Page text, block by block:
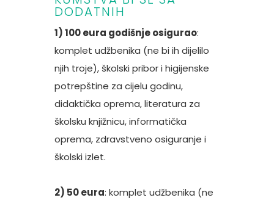
DODATNIH
1) 100 eura godišnje osigurao:
komplet udžbenika (ne bi ih dijelilo
njih troje), školski pribor i higijenske
potrepštine za cijelu godinu,
didaktička oprema, literatura za
školsku knjižnicu, informatička
oprema, zdravstveno osiguranje i
školski izlet.
2) 50 eura: komplet udžbenika (ne